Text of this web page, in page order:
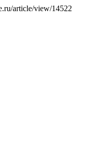
article/view/14522